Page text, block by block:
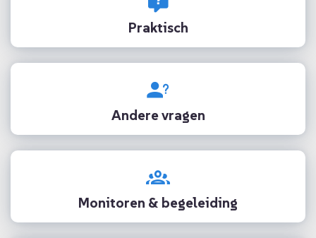
Praktisch
Andere vragen
Monitoren & begeleiding